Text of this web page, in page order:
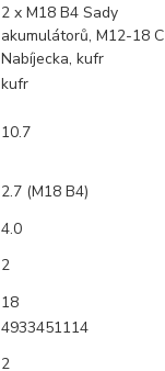
2 x M18 B4 Sady
akumulátorů, M12-18 C
Nabíjecka, kufr
kufr
10.7
2.7 (M18 B4)
4.0
2
18
4933451114
2